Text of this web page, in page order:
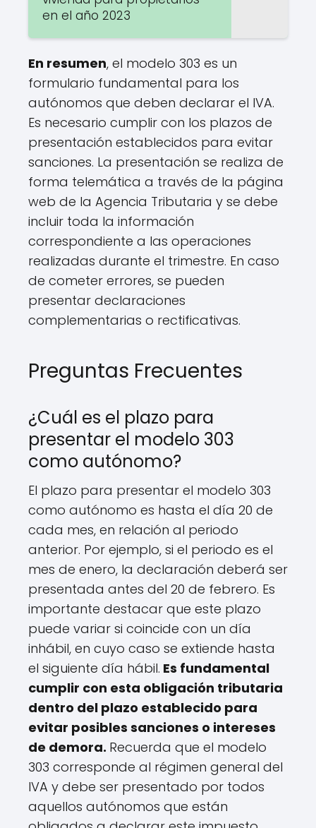
en el año 2023
En resumen, el modelo 303 es un
formulario fundamental para los
autónomos que deben declarar el IVA.
Es necesario cumplir con los plazos de
presentación establecidos para evitar
sanciones. La presentación se realiza de
forma telemática a través de la página
web de la Agencia Tributaria y se debe
incluir toda la información
correspondiente a las operaciones
realizadas durante el trimestre. En caso
de cometer errores, se pueden
presentar declaraciones
complementarias o rectificativas.
Preguntas Frecuentes
¿Cuál es el plazo para
presentar el modelo 303
como autónomo?
El plazo para presentar el modelo 303
como autónomo es hasta el día 20 de
cada mes, en relación al periodo
anterior. Por ejemplo, si el periodo es el
mes de enero, la declaración deberá ser
presentada antes del 20 de febrero. Es
importante destacar que este plazo
puede variar si coincide con un día
inhábil, en cuyo caso se extiende hasta
el siguiente día hábil. Es fundamental
cumplir con esta obligación tributaria
dentro del plazo establecido para
evitar posibles sanciones o intereses
de demora. Recuerda que el modelo
303 corresponde al régimen general del
IVA y debe ser presentado por todos
aquellos autónomos que están